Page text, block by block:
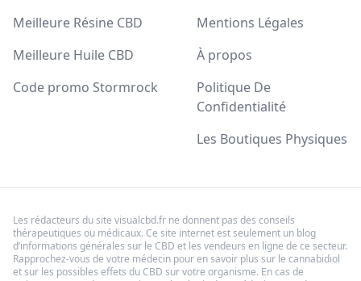
Meilleure Résine CBD
Meilleure Huile CBD
Code promo Stormrock
Mentions Légales
À propos
Politique De
Confidentialité
Les Boutiques Physiques
Les rédacteurs du site visualcbd.fr ne donnent pas des conseils
thérapeutiques ou médicaux. Ce site internet est seulement un blog
d’informations générales sur le CBD et les vendeurs en ligne de ce secteur.
Rapprochez-vous de votre médecin pour en savoir plus sur le cannabidiol
et sur les possibles effets du CBD sur votre organisme. En cas de